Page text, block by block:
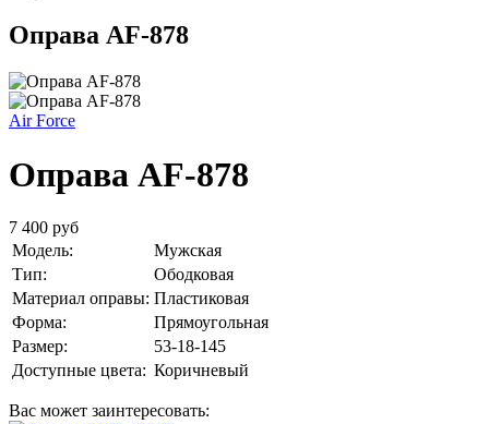
Оправа AF-878
Air Force
Оправа AF-878
7 400 руб
Модель:
Мужская
Тип:
Ободковая
Материал оправы: Пластиковая
Форма:
Прямоугольная
Размер:
53-18-145
Доступные цвета: Коричневый
Вас может заинтересовать: